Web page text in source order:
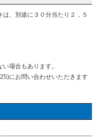
、別途に３０分当たり２，５
場合もあります。
にお問い合わせいただきます